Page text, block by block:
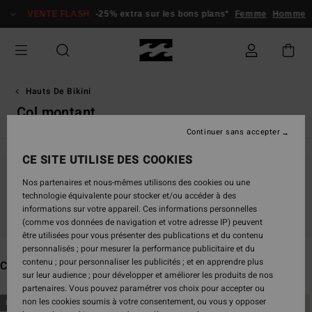
sélection
produits
VENTE FLASH -25% extra sur les bons plans* Femme Homme
Hauts De Bikini
Col montant
Ne partez pas trop loin, nos produits seront
bientôt de retour
Ces produits pourraient vous plaire
Passer
Aller
NOUVEAUTÉ NOUVEAUTÉ
CE SITE UTILISE DES COOKIES
Nos partenaires et nous-mêmes utilisons des cookies ou une
technologie équivalente pour stocker et/ou accéder à des
informations sur votre appareil. Ces informations personnelles
(comme vos données de navigation et votre adresse IP) peuvent
être utilisées pour vous présenter des publications et du contenu
personnalisés ; pour mesurer la performance publicitaire et du
contenu ; pour personnaliser les publicités ; et en apprendre plus
sur leur audience ; pour développer et améliorer les produits de nos
partenaires. Vous pouvez paramétrer vos choix pour accepter ou
non les cookies soumis à votre consentement, ou vous y opposer
Continuer sans accepter